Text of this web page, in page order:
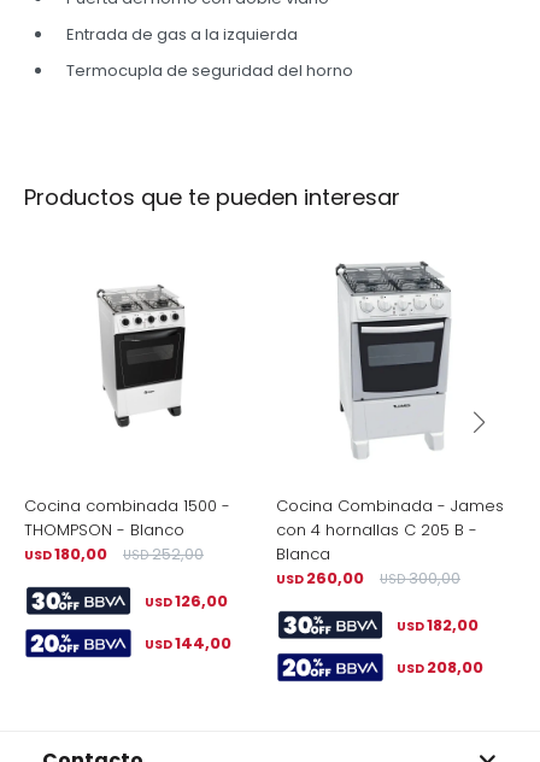
Entrada de gas a la izquierda
Termocupla de seguridad del horno
Productos que te pueden interesar
Cocina combinada 1500 -
THOMPSON - Blanco
USD180,00 USD 252,00
USD126,00
USD144,00
Cocina Combinada - James
con 4 hornallas C 205 B -
Blanca
USD 260,00 USD 300,00
USD182,00
USD 208,00